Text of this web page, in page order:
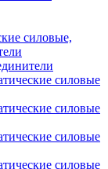
силовые,
силовые
силовые
силовые
силовые